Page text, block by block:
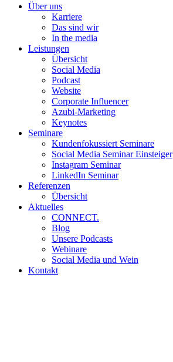
Über uns
Karriere
Das sind wir
In the media
Leistungen
Übersicht
Social Media
Podcast
Website
Corporate Influencer
Azubi-Marketing
Keynotes
Seminare
Kundenfokussiert Seminare
Social Media Seminar Einsteiger
Instagram Seminar
LinkedIn Seminar
Referenzen
Übersicht
Aktuelles
CONNECT.
Blog
Unsere Podcasts
Webinare
Social Media und Wein
Kontakt